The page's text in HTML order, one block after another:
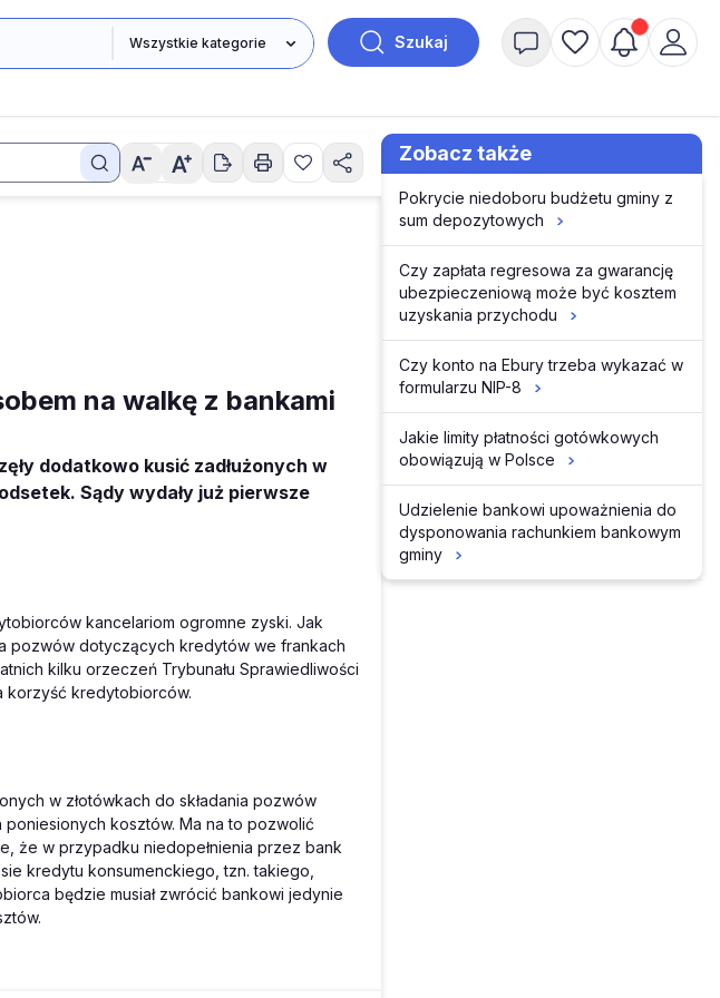
Szukaj
na walkę z bankami
dodatkowo kusić zadłużonych w
Sądy wydały już pierwsze
kancelariom ogromne zyski. Jak
pozwów dotyczących kredytów we frankach
kilku orzeczeń Trybunału Sprawiedliwości
korzyść kredytobiorców.
w złotówkach do składania pozwów
kosztów. Ma na to pozwolić
że w przypadku niedopełnienia przez bank
kredytu konsumenckiego, tzn. takiego,
będzie musiał zwrócić bankowi jedynie
Zobacz także
Pokrycie niedoboru budżetu gminy z
sum depozytowych
Czy zapłata regresowa za gwarancję
ubezpieczeniową może być kosztem
uzyskania przychodu
Czy konto na Ebury trzeba wykazać w
formularzu NIP-8
Jakie limity płatności gotówkowych
obowiązują w Polsce
Udzielenie bankowi upoważnienia do
dysponowania rachunkiem bankowym
gminy